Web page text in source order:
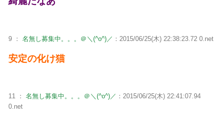
9 ： 名無し募集中。。。＠＼(^o^)／ ：2015/06/25(木) 22:38:23.72 0.net
安定の化け猫
11 ： 名無し募集中。。。＠＼(^o^)／ ：2015/06/25(木) 22:41:07.94
0.net